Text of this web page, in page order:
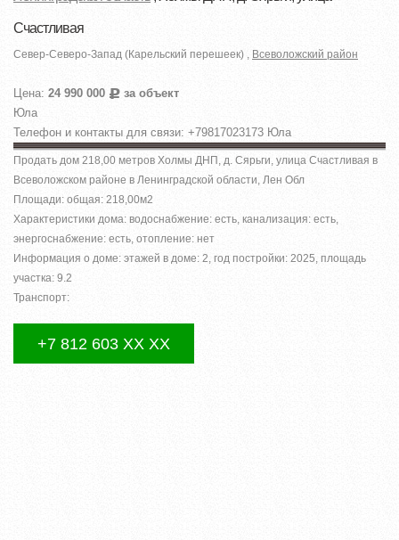
Счастливая
Север-Северо-Запад (Карельский перешеек) , Всеволожский район
Цена: 24 990 000 Р за объект
Юла
Телефон и контакты для связи: +79817023173 Юла
Продать дом 218,00 метров Холмы ДНП, д. Сярьги, улица Счастливая в
Всеволожском районе в Ленинградской области, Лен Обл
Площади: общая: 218,00м2
Характеристики дома: водоснабжение: есть, канализация: есть,
энергоснабжение: есть, отопление: нет
Информация о доме: этажей в доме: 2, год постройки: 2025, площадь
участка: 9.2
Транспорт:
+7 812 603 XX XX